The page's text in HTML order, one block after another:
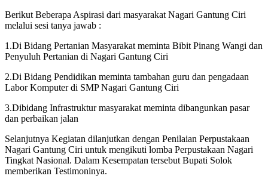
Berikut Beberapa Aspirasi dari masyarakat Nagari Gantung Ciri
melalui sesi tanya jawab :
1.Di Bidang Pertanian Masyarakat meminta Bibit Pinang Wangi dan
Penyuluh Pertanian di Nagari Gantung Ciri
2.Di Bidang Pendidikan meminta tambahan guru dan pengadaan
Labor Komputer di SMP Nagari Gantung Ciri
3.Dibidang Infrastruktur masyarakat meminta dibangunkan pasar
dan perbaikan jalan
Selanjutnya Kegiatan dilanjutkan dengan Penilaian Perpustakaan
Nagari Gantung Ciri untuk mengikuti lomba Perpustakaan Nagari
Tingkat Nasional. Dalam Kesempatan tersebut Bupati Solok
memberikan Testimoninya.